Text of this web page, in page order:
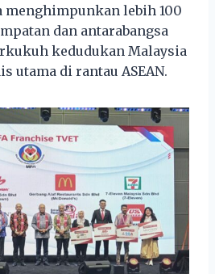
menghimpunkan lebih 100
dan antarabangsa
kedudukan Malaysia
utama di rantau ASEAN.